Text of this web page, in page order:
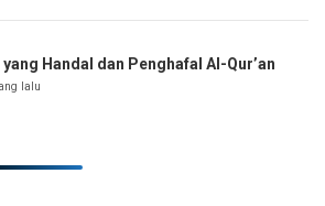
Handal dan Penghafal Al-Qur’an
lalu